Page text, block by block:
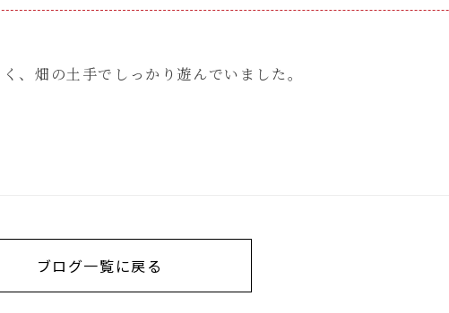
、畑の土手でしっかり遊んでいました。
ブログ一覧に戻る